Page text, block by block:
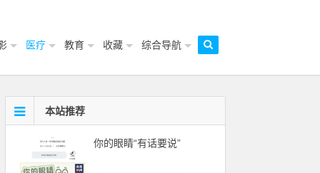
医疗 教育 收藏 综合导航
本站推荐
你的眼睛“有话要说”